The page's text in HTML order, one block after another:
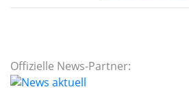
Offizielle News-Partner: